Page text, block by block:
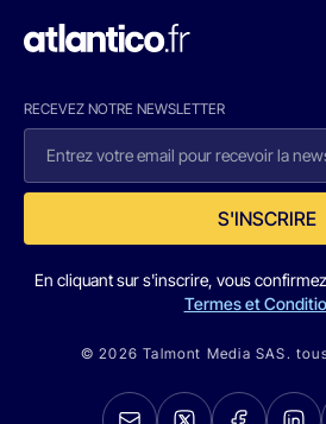
RECEVEZ NOTRE NEWSLETTER
S'INSCRIRE
En cliquant sur s'inscrire, vous
Termes et
© 2026 Talmont Media SAS.